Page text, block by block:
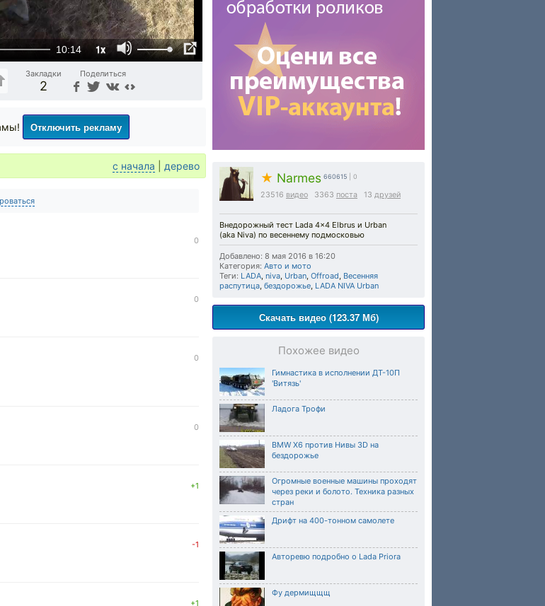
10:14 1x
Закладки
2
Поделиться
★ Narmes 660615 | 0
23516 видео 3363 поста 13 друзей
Внедорожный тест Lada 4x4 Elbrus и Urban
(aka Niva) по весеннему подмосковью
Добавлено: 8 мая 2016 в 16:20
Категория: Авто и мото
Теги: LADA, niva, Urban, Offroad, Весенняя
распутица, бездорожье, LADA NIVA Urban
Скачать видео (123.37 Мб)
Похожее видео
Гимнастика в исполнении ДТ-10П
'Витязь'
Ладога Трофи
BMW X6 против Нивы 3D на
бездорожье
Огромные военные машины проходят
через реки и болото. Техника разных
стран
Дрифт на 400-тонном самолете
Авторевю подробно о Lada Priora
Фу дермищщщ
Отключить рекламу
с начала дерево
0
0
0
0
+1
-1
+1